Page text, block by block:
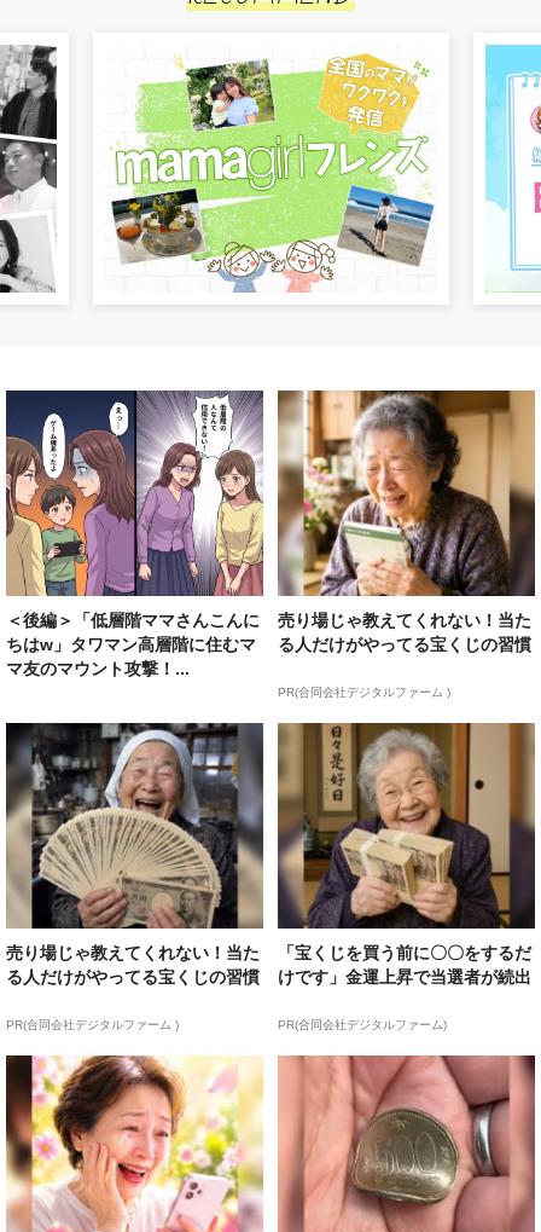
＜後編＞「低層階ママさんこんに
ちはw」タワマン高層階に住むマ
マ友のマウント攻撃！...
売り場じゃ教えてくれない！当た
る人だけがやってる宝くじの習慣
PR(合同会社デジタルファーム )
売り場じゃ教えてくれない！当た
る人だけがやってる宝くじの習慣
PR(合同会社デジタルファーム )
「宝くじを買う前に〇〇をするだ
けです」金運上昇で当選者が続出
PR(合同会社デジタルファーム)